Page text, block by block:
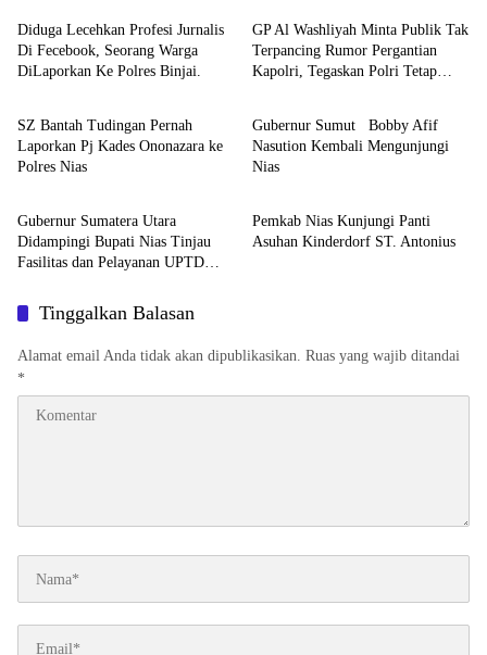
Diduga Lecehkan Profesi Jurnalis
Di Fecebook, Seorang Warga
DiLaporkan Ke Polres Binjai.
GP Al Washliyah Minta Publik Tak
Terpancing Rumor Pergantian
Kapolri, Tegaskan Polri Tetap
Berita
SZ Bantah Tudingan Pernah
Laporkan Pj Kades Ononazara ke
Polres Nias
Berita
Gubernur Sumut Bobby Afif
Nasution Kembali Mengunjungi
Nias
Berita
Gubernur Sumatera Utara
Didampingi Bupati Nias Tinjau
Fasilitas dan Pelayanan UPTD
Berita
Pemkab Nias Kunjungi Panti
Asuhan Kinderdorf ST. Antonius
Tinggalkan Balasan
Alamat email Anda tidak akan dipublikasikan. Ruas yang wajib ditandai
*